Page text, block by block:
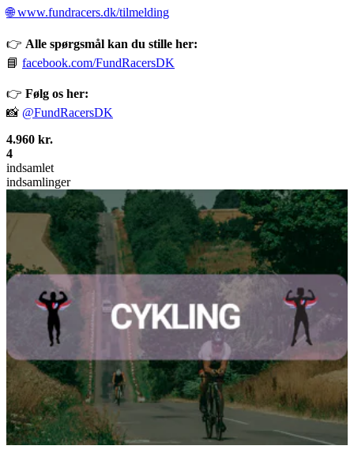
🌐www.fundracers.dk/tilmelding
👉 Alle spørgsmål kan du stille her:
📘 facebook.com/FundRacersDK
👉 Følg os her:
📸 @FundRacersDK
4.960 kr.
4
indsamlet
indsamlinger